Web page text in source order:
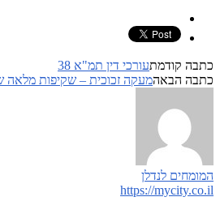
כתבה קודמתעורכי דין תמ"א 38
כתבה הבאהמעקה זכוכית – שקיפות מלאה
המומחים לנדלן
https://mycity.co.il